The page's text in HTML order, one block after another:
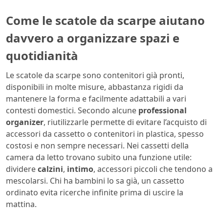
Come le scatole da scarpe aiutano
davvero a organizzare spazi e
quotidianità
Le scatole da scarpe sono contenitori già pronti,
disponibili in molte misure, abbastanza rigidi da
mantenere la forma e facilmente adattabili a vari
contesti domestici. Secondo alcune professional
organizer, riutilizzarle permette di evitare l’acquisto di
accessori da cassetto o contenitori in plastica, spesso
costosi e non sempre necessari. Nei cassetti della
camera da letto trovano subito una funzione utile:
dividerecalzini, intimo, accessori piccoli che tendono a
mescolarsi. Chi ha bambini lo sa già, un cassetto
ordinato evita ricerche infinite prima di uscire la
mattina.